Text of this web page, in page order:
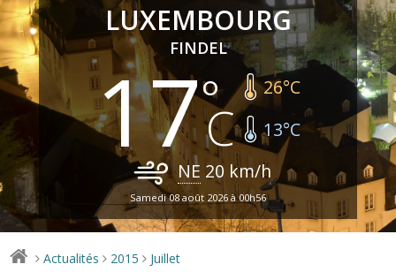
LUXEMBOURG
FINDEL
17 26°C
13°C
NE 20 km/h
Samedi 08 août 2026 à 00h56
> Actualités > 2015 > Juillet